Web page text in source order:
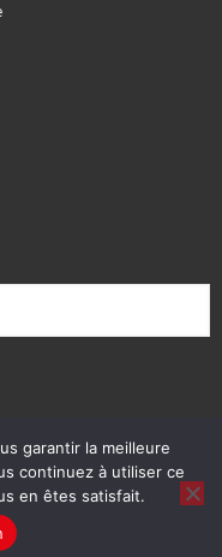
garantir la meilleure
continuez à utiliser ce
en êtes satisfait.